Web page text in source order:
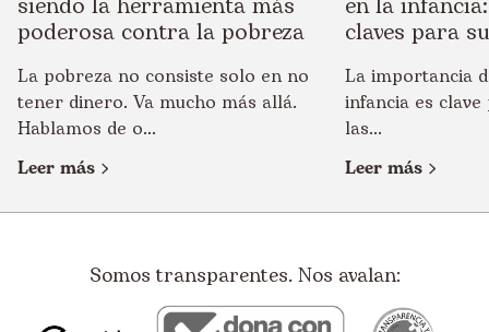
siendo la herramienta más
poderosa contra la pobreza
La pobreza no consiste solo en no
tener dinero. Va mucho más allá.
Hablamos de o...
Leer más
en la
claves para
La importancia
infancia es
las...
Leer más
Somos transparentes. Nos avalan: